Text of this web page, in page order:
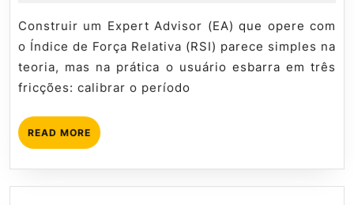
60
2026
tutorial
Construir um Expert Advisor (EA) que opere com
o Índice de Força Relativa (RSI) parece simples na
teoria, mas na prática o usuário esbarra em três
fricções: calibrar o período
READ MORE READ
MORE